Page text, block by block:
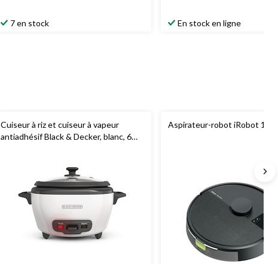
7 en stock En stock en ligne
Cuiseur à riz et cuiseur à vapeur
antiadhésif Black & Decker, blanc, 6
Aspirateur-robot iRobot 105